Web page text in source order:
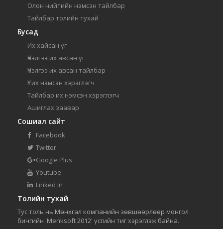
Олон нийтийн нэмсэн тайлбар
Тайлбар толийн тухай
Бусад
Их хайсан үг
Үнэлгээ их авсан үг
Үнэлгээ их авсан тайлбар
Үг их нэмсэн хэрэглэгч
Тайлбар их нэмсэн хэрэглэгч
Ашиглах заавар
Сошиал сайт
Facebook
Twitter
Google Plus
Youtube
Linked In
Толийн тухай
Тус толь нь Мөнхгал компанийн зөвшөөрлөөр монгол
бичгийн 'Menksoft 2012' үсгийн тиг хэрэглэж байна.